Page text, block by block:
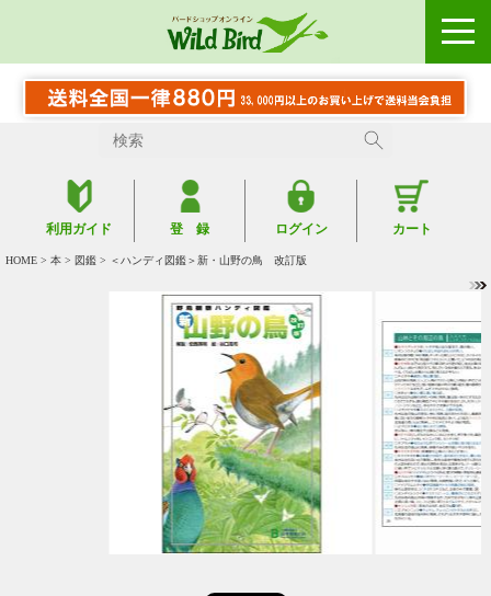
利用ガイド 登 録 ログイン カート
HOME > 本 > 図鑑 > ＜ハンディ図鑑＞新・山野の鳥 改訂版